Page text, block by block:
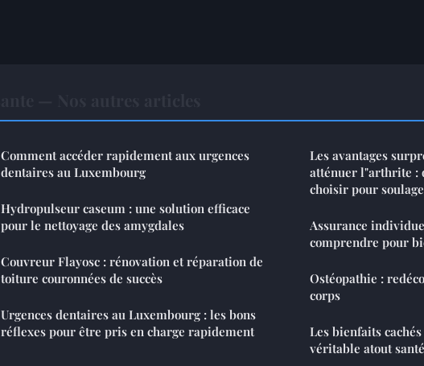
Comment accéder rapidement aux urgences
dentaires au Luxembourg
Hydropulseur caseum : une solution efficace
pour le nettoyage des amygdales
Couvreur Flayosc : rénovation et réparation de
toiture couronnées de succès
Urgences dentaires au Luxembourg : les bons
réflexes pour être pris en charge rapidement
Les avantages
atténuer l"arthrite :
choisir pour
Assurance
comprendre pour
Ostéopathie :
corps
Les bienfaits
véritable atout